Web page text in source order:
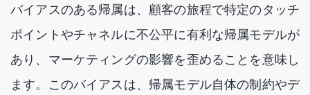
バイアスのある帰属は、顧客の旅程で特定のタッチ
ポイントやチャネルに不公平に有利な帰属モデルが
あり、マーケティングの影響を歪めることを意味し
ます。このバイアスは、帰属モデル自体の制約やデ